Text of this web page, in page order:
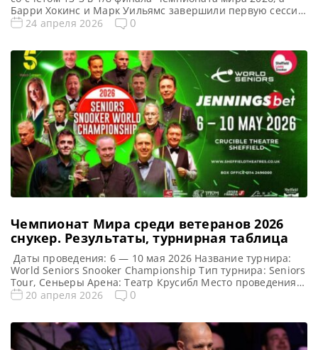
Барри Хокинс и Марк Уильямс завершили первую сессию
вничью 4-4, сообщает WST На Чемпионате мира 2026
Сяо Годуном со счетом 13-3. Таким образом, он […]
24 апреля 2026 0
Чемпионат Мира среди ветеранов 2026
cнукер. Результаты, турнирная таблица
Даты проведения: 6 — 10 мая 2026 Название турнира:
World Seniors Snooker Championship Тип турнира: Seniors
Tour, Сеньеры Арена: Театр Крусибл Место проведения
(населенный пункт, город, страна): Шеффилд, Англия
таблица Чемпионата Мира 2026 среди ветеранов :
Чемпионат Мира среди ветеранов 2026 cнукер — […]
20 апреля 2026 0